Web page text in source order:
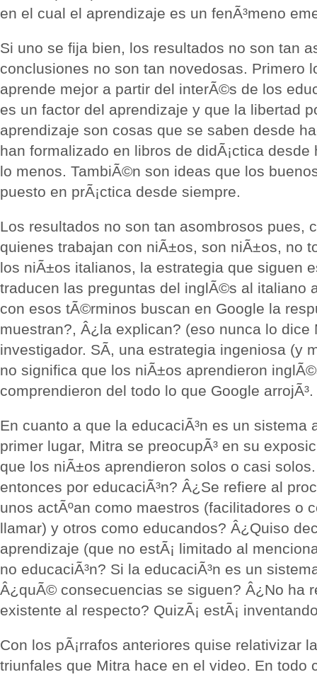
en el cual el aprendizaje es un fenÃ³meno
Si uno se fija bien, los resultados no son tan
conclusiones no son tan novedosas. Primero
aprende mejor a partir del interÃ©s de los
es un factor del aprendizaje y que la libertad
aprendizaje son cosas que se saben desde
han formalizado en libros de didÃ¡ctica
lo menos. TambiÃ©n son ideas que los
puesto en prÃ¡ctica desde siempre.
Los resultados no son tan asombrosos pues,
quienes trabajan con niÃ±os, son niÃ±os, no
los niÃ±os italianos, la estrategia que siguen
traducen las preguntas del inglÃ©s al italiano
con esos tÃ©rminos buscan en Google la
muestran?, Â¿la explican? (eso nunca lo dice
investigador. SÃ­, una estrategia ingeniosa (y
no significa que los niÃ±os aprendieron
comprendieron del todo lo que Google arrojÃ³.
En cuanto a que la educaciÃ³n es un sistema
primer lugar, Mitra se preocupÃ³ en su
que los niÃ±os aprendieron solos o casi
entonces por educaciÃ³n? Â¿Se refiere al
unos actÃºan como maestros (facilitadores o
llamar) y otros como educandos? Â¿Quiso
aprendizaje (que no estÃ¡ limitado al
no educaciÃ³n? Si la educaciÃ³n es un
Â¿quÃ© consecuencias se siguen? Â¿No ha
existente al respecto? QuizÃ¡ estÃ¡
Con los pÃ¡rrafos anteriores quise relativizar
triunfales que Mitra hace en el video. En todo